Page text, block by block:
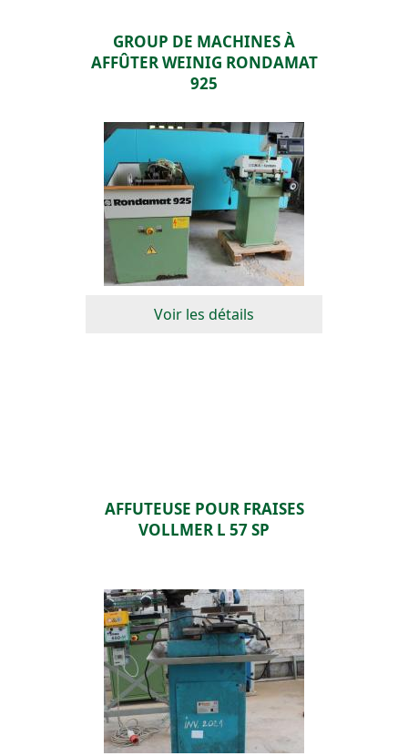
GROUP DE MACHINES À
AFFÛTER WEINIG RONDAMAT
925
Voir les détails
AFFUTEUSE POUR FRAISES
VOLLMER L 57 SP